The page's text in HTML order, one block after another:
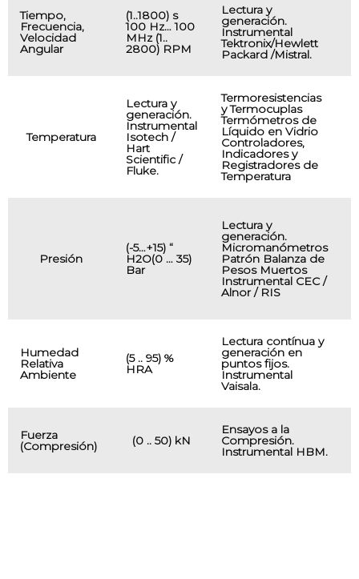
Tiempo,
Frecuencia,
Velocidad
Angular
(1..1800) s
100 Hz… 100
MHz (1..
2800) RPM
Lectura y
generación.
Instrumental
Tektronix/Hewlett
Packard /Mistral.
Temperatura
Lectura y
generación.
Instrumental
Isotech /
Hart
Scientific /
Fluke.
Termoresistencias
y Termocuplas
Termómetros de
Líquido en Vidrio
Controladores,
Indicadores y
Registradores de
Temperatura
Presión
(-5…+15) “
H2O(0 … 35)
Bar
Lectura y
generación.
Micromanómetros
Patrón Balanza de
Pesos Muertos
Instrumental CEC /
Alnor / RIS
Humedad
Relativa
Ambiente
(5 .. 95) %
HRA
Lectura contínua y
generación en
puntos fijos.
Instrumental
Vaisala.
Fuerza
(Compresión) (0 .. 50) kN
Ensayos a la
Compresión.
Instrumental HBM.